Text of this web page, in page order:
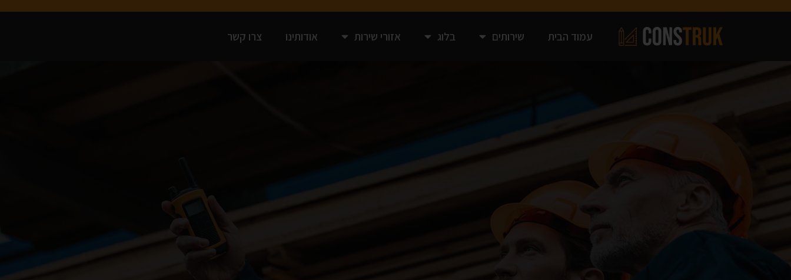
עמוד הבית שירותים בלוג אזורי שירות אודותינו צרו קשר